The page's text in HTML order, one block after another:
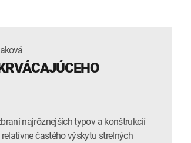
papillomavirus (HPV)
najrôznejších typov a konštrukcií
častého výskytu strelných